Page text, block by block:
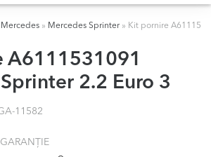
Mercedes » Mercedes Sprinter» Kit pornire
A6111531091
2.2 Euro 3
11582
GARANȚIE